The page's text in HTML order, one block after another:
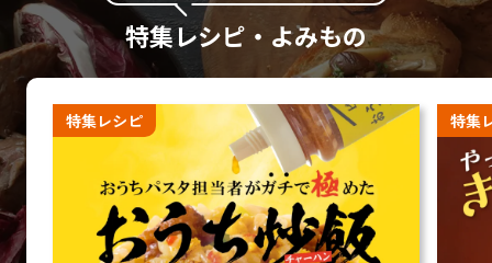
特集レシピ・よみもの
特集レシピ 特集